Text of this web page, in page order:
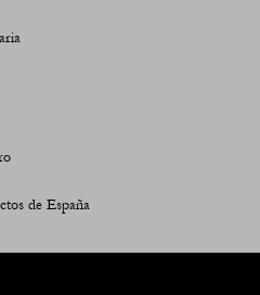
de España